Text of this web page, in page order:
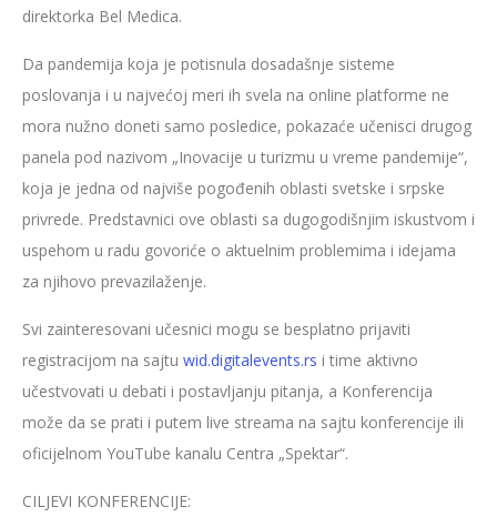
direktorka Bel Medica.
Da pandemija koja je potisnula dosadašnje sisteme
poslovanja i u najvećoj meri ih svela na online platforme ne
mora nužno doneti samo posledice, pokazaće učenisci drugog
panela pod nazivom „Inovacije u turizmu u vreme pandemije“,
koja je jedna od najviše pogođenih oblasti svetske i srpske
privrede. Predstavnici ove oblasti sa dugogodišnjim iskustvom i
uspehom u radu govoriće o aktuelnim problemima i idejama
za njihovo prevazilaženje.
Svi zainteresovani učesnici mogu se besplatno prijaviti
registracijom na sajtu wid.digitalevents.rs i time aktivno
učestvovati u debati i postavljanju pitanja, a Konferencija
može da se prati i putem live streama na sajtu konferencije ili
oficijelnom YouTube kanalu Centra „Spektar“.
CILJEVI KONFERENCIJE: